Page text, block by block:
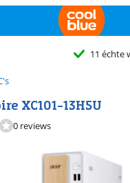
11 échte winkels
XC101-13H5U
0 reviews